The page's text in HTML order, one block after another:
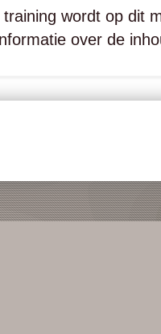
wordt op dit
over de